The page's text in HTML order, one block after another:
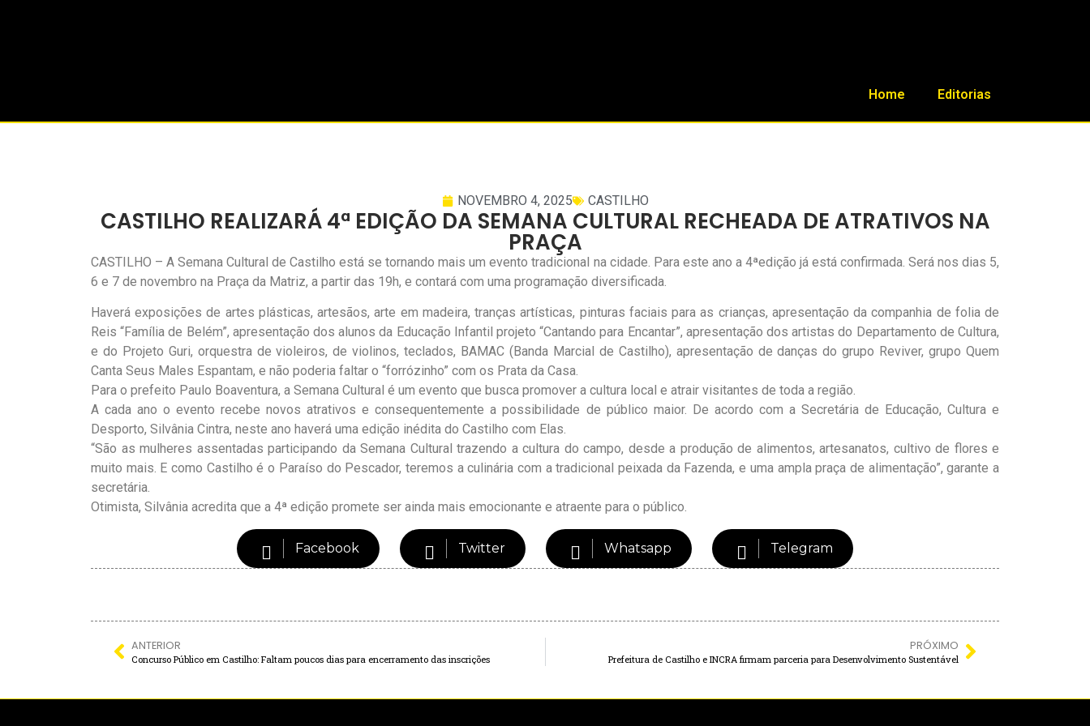
Home Editorias
NOVEMBRO 4, 2025 CASTILHO
CASTILHO REALIZARÁ 4ª EDIÇÃO DA SEMANA CULTURAL RECHEADA DE ATRATIVOS NA
PRAÇA
CASTILHO – A Semana Cultural de Castilho está se tornando mais um evento tradicional na cidade. Para este ano a 4ªedição já está confirmada. Será nos dias 5,
6 e 7 de novembro na Praça da Matriz, a partir das 19h, e contará com uma programação diversificada.
Haverá exposições de artes plásticas, artesãos, arte em madeira, tranças artísticas, pinturas faciais para as crianças, apresentação da companhia de folia de
Reis “Família de Belém”, apresentação dos alunos da Educação Infantil projeto “Cantando para Encantar”, apresentação dos artistas do Departamento de Cultura,
e do Projeto Guri, orquestra de violeiros, de violinos, teclados, BAMAC (Banda Marcial de Castilho), apresentação de danças do grupo Reviver, grupo Quem
Canta Seus Males Espantam, e não poderia faltar o “forrózinho” com os Prata da Casa.
Para o prefeito Paulo Boaventura, a Semana Cultural é um evento que busca promover a cultura local e atrair visitantes de toda a região.
A cada ano o evento recebe novos atrativos e consequentemente a possibilidade de público maior. De acordo com a Secretária de Educação, Cultura e
Desporto, Silvânia Cintra, neste ano haverá uma edição inédita do Castilho com Elas.
“São as mulheres assentadas participando da Semana Cultural trazendo a cultura do campo, desde a produção de alimentos, artesanatos, cultivo de flores e
muito mais. E como Castilho é o Paraíso do Pescador, teremos a culinária com a tradicional peixada da Fazenda, e uma ampla praça de alimentação”, garante a
secretária.
Otimista, Silvânia acredita que a 4ª edição promete ser ainda mais emocionante e atraente para o público.
Facebook Twitter Whatsapp Telegram
ANTERIOR
Concurso Público em Castilho: Faltam poucos dias para encerramento das inscrições
PRÓXIMO
Prefeitura de Castilho e INCRA firmam parceria para Desenvolvimento Sustentável